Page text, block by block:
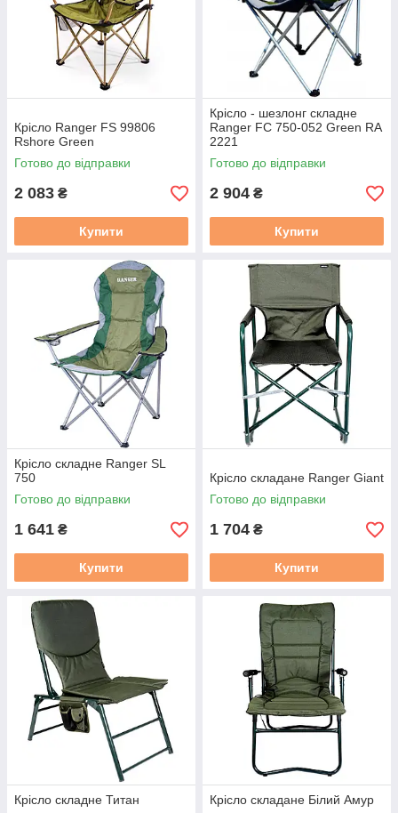
Крісло Ranger FS 99806
Rshore Green
Готово до відправки
2 083 ₴
Купити
Крісло - шезлонг складне
Ranger FC 750-052 Green RA
2221
Готово до відправки
2 904 ₴
Купити
Крісло складне Ranger SL
750
Готово до відправки
1 641 ₴
Купити
Крісло складане Ranger Giant
Готово до відправки
1 704 ₴
Купити
Крісло складне Титан
Крісло складане Білий Амур